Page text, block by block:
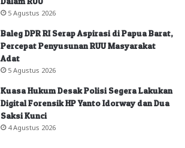
5 Agustus 2026
Baleg DPR RI Serap Aspirasi di Papua Barat,
Percepat Penyusunan RUU Masyarakat
Adat
5 Agustus 2026
Kuasa Hukum Desak Polisi Segera Lakukan
Digital Forensik HP Yanto Idorway dan Dua
Saksi Kunci
4 Agustus 2026